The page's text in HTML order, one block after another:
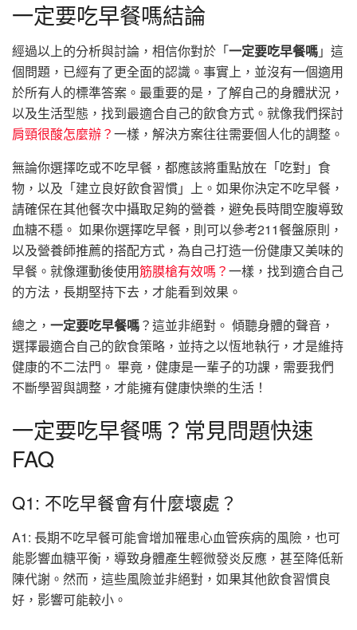
一定要吃早餐嗎結論
經過以上的分析與討論，相信你對於「一定要吃早餐嗎」這
個問題，已經有了更全面的認識。事實上，並沒有一個適用
於所有人的標準答案。最重要的是，了解自己的身體狀況，
以及生活型態，找到最適合自己的飲食方式。就像我們探討
肩頸很酸怎麼辦？一樣，解決方案往往需要個人化的調整。
無論你選擇吃或不吃早餐，都應該將重點放在「吃對」食
物，以及「建立良好飲食習慣」上。如果你決定不吃早餐，
請確保在其他餐次中攝取足夠的營養，避免長時間空腹導致
血糖不穩。 如果你選擇吃早餐，則可以參考211餐盤原則，
以及營養師推薦的搭配方式，為自己打造一份健康又美味的
早餐。就像運動後使用筋膜槍有效嗎？一樣，找到適合自己
的方法，長期堅持下去，才能看到效果。
總之， 一定要吃早餐嗎？這並非絕對。 傾聽身體的聲音，
選擇最適合自己的飲食策略，並持之以恆地執行，才是維持
健康的不二法門。 畢竟，健康是一輩子的功課，需要我們
不斷學習與調整，才能擁有健康快樂的生活！
一定要吃早餐嗎？常見問題快速
FAQ
Q1: 不吃早餐會有什麼壞處？
A1: 長期不吃早餐可能會增加罹患心血管疾病的風險，也可
能影響血糖平衡，導致身體產生輕微發炎反應，甚至降低新
陳代謝。然而，這些風險並非絕對，如果其他飲食習慣良
好，影響可能較小。